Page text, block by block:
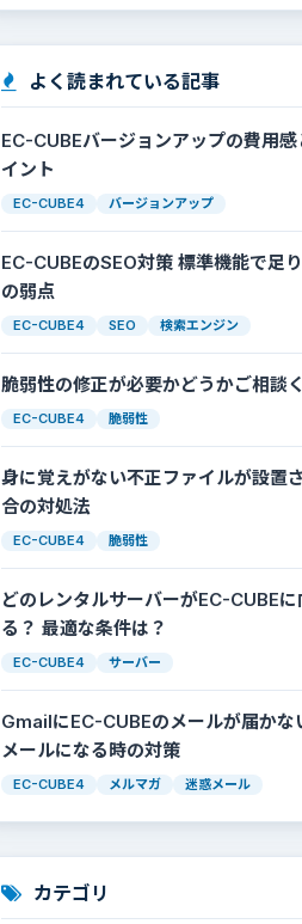
よく読まれている記事
EC-CUBEバージョンアップの費用
イント
EC-CUBE4 バージョンアップ
EC-CUBEのSEO対策 標準機能で足
の弱点
EC-CUBE4 SEO 検索エンジン
脆弱性の修正が必要かどうかご相談
EC-CUBE4 脆弱性
身に覚えがない不正ファイルが設置
合の対処法
EC-CUBE4 脆弱性
どのレンタルサーバーがEC-CUBE
る？ 最適な条件は？
EC-CUBE4 サーバー
GmailにEC-CUBEのメールが届かな
メールになる時の対策
EC-CUBE4 メルマガ 迷惑メール
カテゴリ